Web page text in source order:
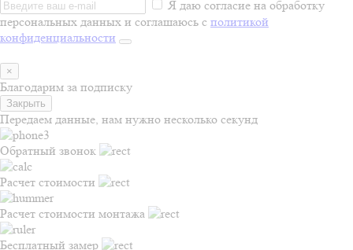
Я даю согласие на обработку
персональных данных и соглашаюсь с политикой
конфиденциальности
×
Благодарим за подписку
Закрыть
Передаем данные, нам нужно несколько секунд
Обратный звонок
Расчет стоимости
Расчет стоимости монтажа
Бесплатный замер